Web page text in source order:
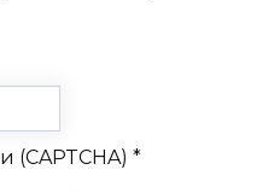
(CAPTCHA) *